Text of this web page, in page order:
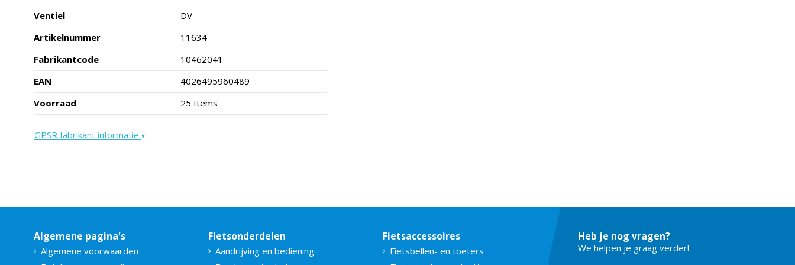
Ventiel
DV
Artikelnummer
11634
Fabrikantcode
10462041
EAN
4026495960489
Voorraad
25 Items
GPSR fabrikant informatie ▾
Algemene pagina's
Algemene voorwaarden
Fietsonderdelen
Aandrijving en bediening
Fietsaccessoires
Fietsbellen- en toeters
Heb je nog vragen?
We helpen je graag verder!